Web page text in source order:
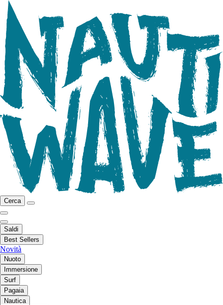
Cerca
Saldi
Best Sellers
Novità
Nuoto
Immersione
Surf
Pagaia
Nautica